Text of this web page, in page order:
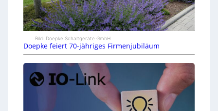
Bild: Doepke Schaltgeräte GmbH
Doepke feiert 70-jähriges Firmenjubiläum